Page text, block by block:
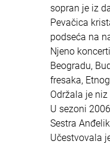
sopran je iz
Pevačica
podseća na
Njeno
Beogradu,
fresaka,
Održala je
U sezoni
Sestra
Učestvovala